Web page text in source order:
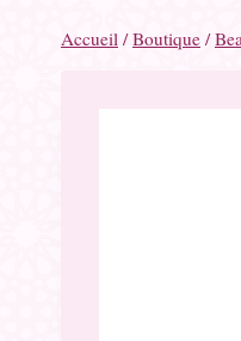
Accueil / Boutique /